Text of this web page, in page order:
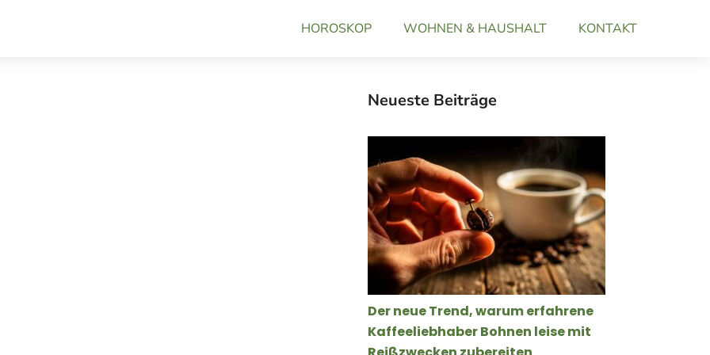
HOROSKOP WOHNEN & HAUSHALT KONTAKT
Neueste Beiträge
Der neue Trend, warum erfahrene
Kaffeeliebhaber Bohnen leise mit